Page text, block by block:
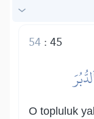
45
:
54
O topluluk